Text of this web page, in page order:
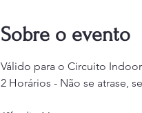
Sobre o evento
Válido para o Circuito
2 Horários - Não se atrase,